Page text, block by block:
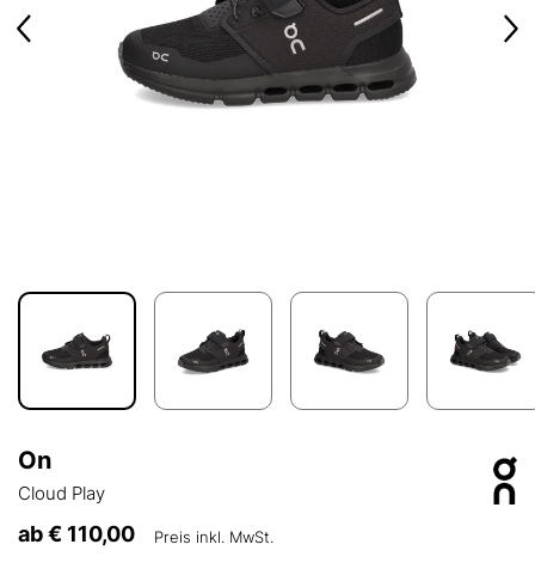
On
Cloud Play
ab€ 110,00 Preis inkl. MwSt.